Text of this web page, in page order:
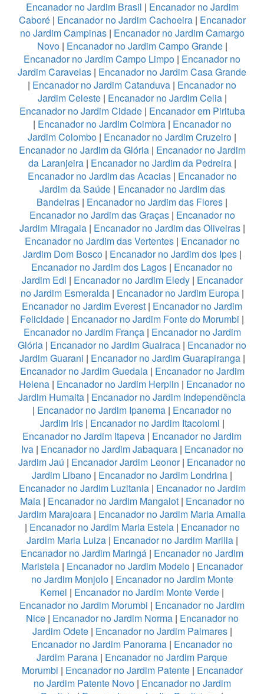
Encanador no Jardim Brasil | Encanador no Jardim
Caboré| Encanador no Jardim Cachoeira| Encanador
no Jardim Campinas| Encanador no Jardim Camargo
Novo| Encanador no Jardim Campo Grande|
Encanador no Jardim Campo Limpo | Encanador no
Jardim Caravelas | Encanador no Jardim Casa Grande
| Encanador no Jardim Catanduva | Encanador no
Jardim Celeste| Encanador no Jardim Celia|
Encanador no Jardim Cidade| Encanador em Pirituba
| Encanador no Jardim Coimbra| Encanador no
Jardim Colombo | Encanador no Jardim Cruzeiro |
Encanador no Jardim da Glória| Encanador no Jardim
da Laranjeira| Encanador no Jardim da Pedreira|
Encanador no Jardim das Acacias| Encanador no
Jardim da Saúde| Encanador no Jardim das
Bandeiras | Encanador no Jardim das Flores |
Encanador no Jardim das Graças| Encanador no
Jardim Miragaia| Encanador no Jardim das Oliveiras|
Encanador no Jardim das Vertentes| Encanador no
Jardim Dom Bosco| Encanador no Jardim dos Ipes|
Encanador no Jardim dos Lagos | Encanador no
Jardim Edi | Encanador no Jardim Eledy| Encanador
no Jardim Esmeralda| Encanador no Jardim Europa|
Encanador no Jardim Everest | Encanador no Jardim
Felicidade | Encanador no Jardim Fonte do Morumbi |
Encanador no Jardim França| Encanador no Jardim
Glória | Encanador no Jardim Guairaca | Encanador no
Jardim Guarani | Encanador no Jardim Guarapiranga|
Encanador no Jardim Guedala| Encanador no Jardim
Helena | Encanador no Jardim Herplin | Encanador no
Jardim Humaita | Encanador no Jardim Independência
| Encanador no Jardim Ipanema | Encanador no
Jardim Iris| Encanador no Jardim Itacolomi |
Encanador no Jardim Itapeva | Encanador no Jardim
Iva| Encanador no Jardim Jabaquara| Encanador no
Jardim Jaú | Encanador Jardim Leonor| Encanador no
Jardim Libano | Encanador no Jardim Londrina |
Encanador no Jardim Luzitania| Encanador no Jardim
Maia| Encanador no Jardim Mangalot| Encanador no
Jardim Marajoara | Encanador no Jardim Maria Amalia
| Encanador no Jardim Maria Estela| Encanador no
Jardim Maria Luiza| Encanador no Jardim Marilia|
Encanador no Jardim Maringá | Encanador no Jardim
Maristela | Encanador no Jardim Modelo | Encanador
no Jardim Monjolo| Encanador no Jardim Monte
Kemel | Encanador no Jardim Monte Verde |
Encanador no Jardim Morumbi | Encanador no Jardim
Nice| Encanador no Jardim Norma| Encanador no
Jardim Odete| Encanador no Jardim Palmares|
Encanador no Jardim Panorama | Encanador no
Jardim Parana | Encanador no Jardim Parque
Morumbi | Encanador no Jardim Patente| Encanador
no Jardim Patente Novo| Encanador no Jardim